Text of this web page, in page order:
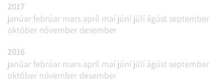
2017
janúar febrúar mars apríl maí júní júlí ágúst september
október nóvember desember
2016
janúar febrúar mars apríl maí júní júlí ágúst september
október nóvember desember